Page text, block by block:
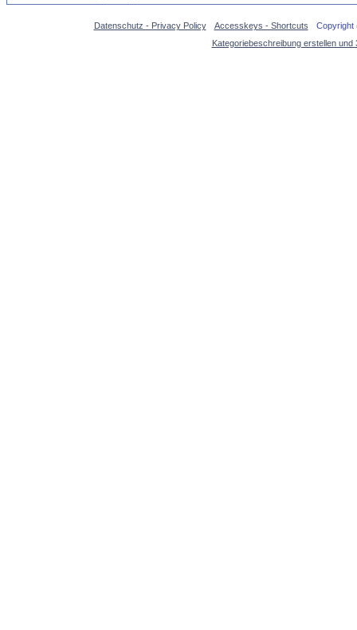
Datenschutz - Privacy Policy Accesskeys - Shortcuts
Kategoriebeschreibung erstellen und